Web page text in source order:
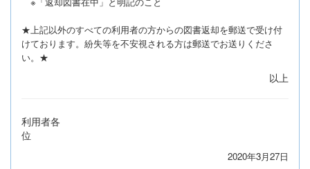
★上記以外のすべての利用者の方からの図書返却を郵送で受け付
けております。紛失等を不安視される方は郵送でお送りくださ
い。★
以上
利用者各
位
2020年3月27日